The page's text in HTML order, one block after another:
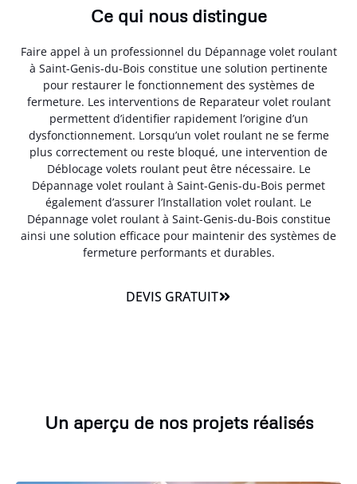
Ce qui nous distingue
Faire appel à un professionnel du Dépannage volet roulant
à Saint-Genis-du-Bois constitue une solution pertinente
pour restaurer le fonctionnement des systèmes de
fermeture. Les interventions de Reparateur volet roulant
permettent d’identifier rapidement l’origine d’un
dysfonctionnement. Lorsqu’un volet roulant ne se ferme
plus correctement ou reste bloqué, une intervention de
Déblocage volets roulant peut être nécessaire. Le
Dépannage volet roulant à Saint-Genis-du-Bois permet
également d’assurer l’Installation volet roulant. Le
Dépannage volet roulant à Saint-Genis-du-Bois constitue
ainsi une solution efficace pour maintenir des systèmes de
fermeture performants et durables.
DEVIS GRATUIT
Un aperçu de nos projets réalisés